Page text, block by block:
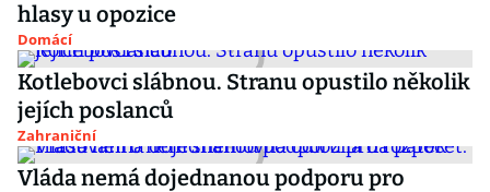
hlasy u opozice
Domácí
Kotlebovci slábnou. Stranu opustilo několik
jejích poslanců
Zahraniční
Vláda nemá dojednanou podporu pro